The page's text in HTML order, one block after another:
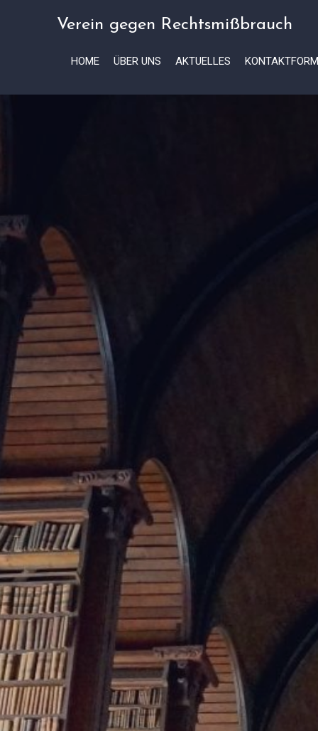
Verein gegen Rechtsmißbrauch
HOME ÜBER UNS AKTUELLES